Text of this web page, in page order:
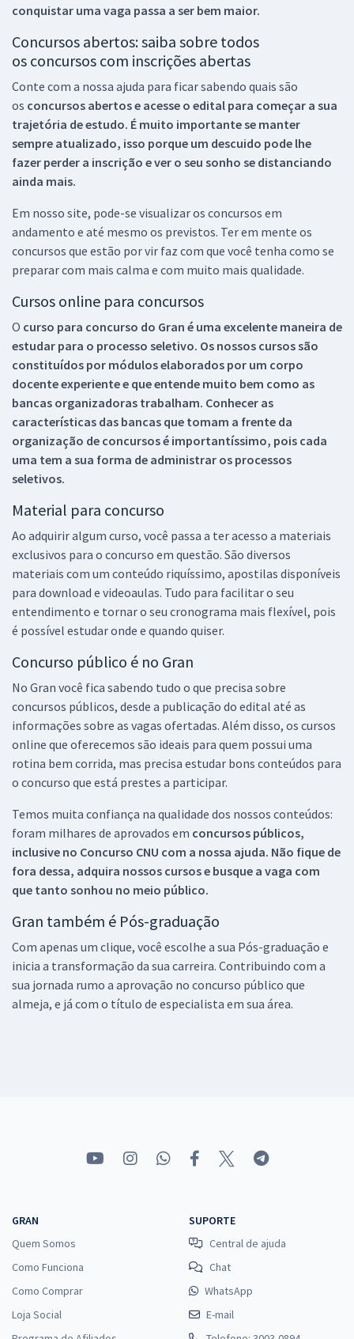
conquistar uma vaga passa a ser bem maior.
Concursos abertos: saiba sobre todos
os concursos com inscrições abertas
Conte com a nossa ajuda para ficar sabendo quais são
os concursos abertos e acesse o edital para começar a sua
trajetória de estudo. É muito importante se manter
sempre atualizado, isso porque um descuido pode lhe
fazer perder a inscrição e ver o seu sonho se distanciando
ainda mais.
Em nosso site, pode-se visualizar os concursos em
andamento e até mesmo os previstos. Ter em mente os
concursos que estão por vir faz com que você tenha como se
preparar com mais calma e com muito mais qualidade.
Cursos online para concursos
O curso para concurso do Gran é uma excelente maneira de
estudar para o processo seletivo. Os nossos cursos são
constituídos por módulos elaborados por um corpo
docente experiente e que entende muito bem como as
bancas organizadoras trabalham. Conhecer as
características das bancas que tomam a frente da
organização de concursos é importantíssimo, pois cada
uma tem a sua forma de administrar os processos
seletivos.
Material para concurso
Ao adquirir algum curso, você passa a ter acesso a materiais
exclusivos para o concurso em questão. São diversos
materiais com um conteúdo riquíssimo, apostilas disponíveis
para download e videoaulas. Tudo para facilitar o seu
entendimento e tornar o seu cronograma mais flexível, pois
é possível estudar onde e quando quiser.
Concurso público é no Gran
No Gran você fica sabendo tudo o que precisa sobre
concursos públicos, desde a publicação do edital até as
informações sobre as vagas ofertadas. Além disso, os cursos
online que oferecemos são ideais para quem possui uma
rotina bem corrida, mas precisa estudar bons conteúdos para
o concurso que está prestes a participar.
Temos muita confiança na qualidade dos nossos conteúdos:
foram milhares de aprovados em concursos públicos,
inclusive no Concurso CNU com a nossa ajuda. Não fique de
fora dessa, adquira nossos cursos e busque a vaga com
que tanto sonhou no meio público.
Gran também é Pós-graduação
Com apenas um clique, você escolhe a sua Pós-graduação e
inicia a transformação da sua carreira. Contribuindo com a
sua jornada rumo a aprovação no concurso público que
almeja, e já com o título de especialista em sua área.
GRAN
Quem Somos
Como Funciona
Como Comprar
Loja Social
SUPORTE
Central de ajuda
Chat
WhatsApp
E-mail